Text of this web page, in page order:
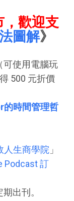
，歡迎支
圖解》
可使用電腦玩
500 元折價
的時間管理哲
人生商學院 」
Podcast 訂
出刊。